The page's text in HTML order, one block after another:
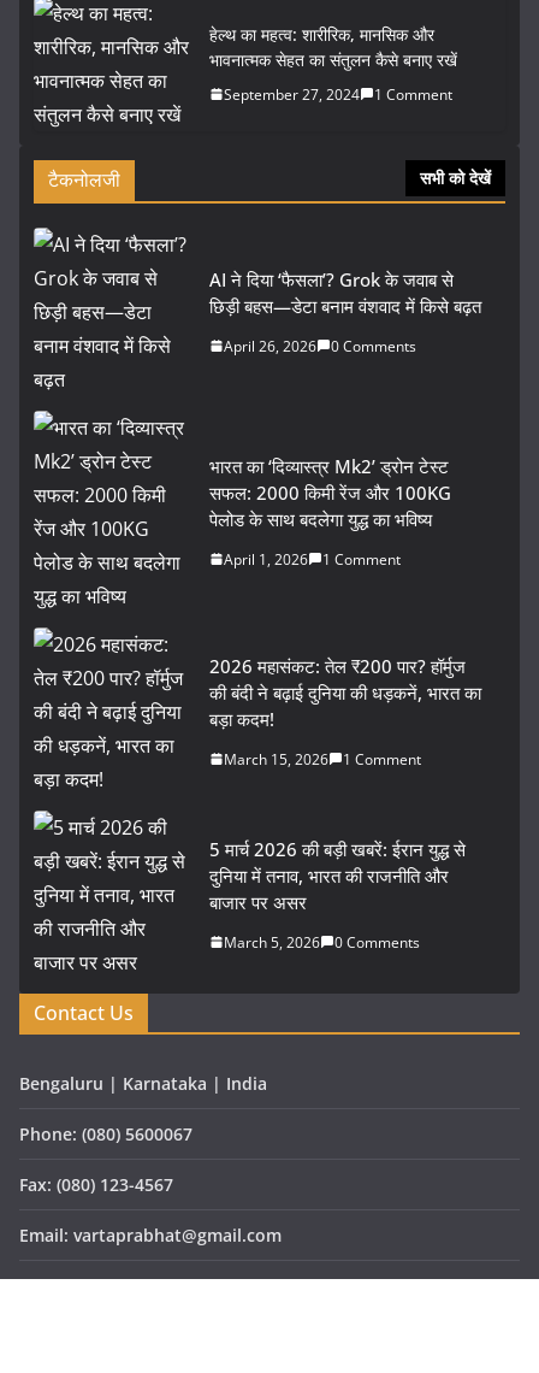
हेल्थ का महत्व: शारीरिक, मानसिक और
भावनात्मक सेहत का संतुलन कैसे बनाए रखें
September 27, 2024 1 Comment
टैकनोलजी सभी को देखें
AI ने दिया ‘फैसला’? Grok के जवाब से
छिड़ी बहस—डेटा बनाम वंशवाद में किसे बढ़त
April 26, 2026 0 Comments
भारत का ‘दिव्यास्त्र Mk2’ ड्रोन टेस्ट
सफल: 2000 किमी रेंज और 100KG
पेलोड के साथ बदलेगा युद्ध का भविष्य
April 1, 2026 1 Comment
2026 महासंकट: तेल ₹200 पार? हॉर्मुज
की बंदी ने बढ़ाई दुनिया की धड़कनें, भारत का
बड़ा कदम!
March 15, 2026 1 Comment
5 मार्च 2026 की बड़ी खबरें: ईरान युद्ध से
दुनिया में तनाव, भारत की राजनीति और
बाजार पर असर
March 5, 2026 0 Comments
Contact Us
Bengaluru | Karnataka | India
Phone: (080) 5600067
Fax: (080) 123-4567
Email: vartaprabhat@gmail.com
Website: www.vartaprabhat.com